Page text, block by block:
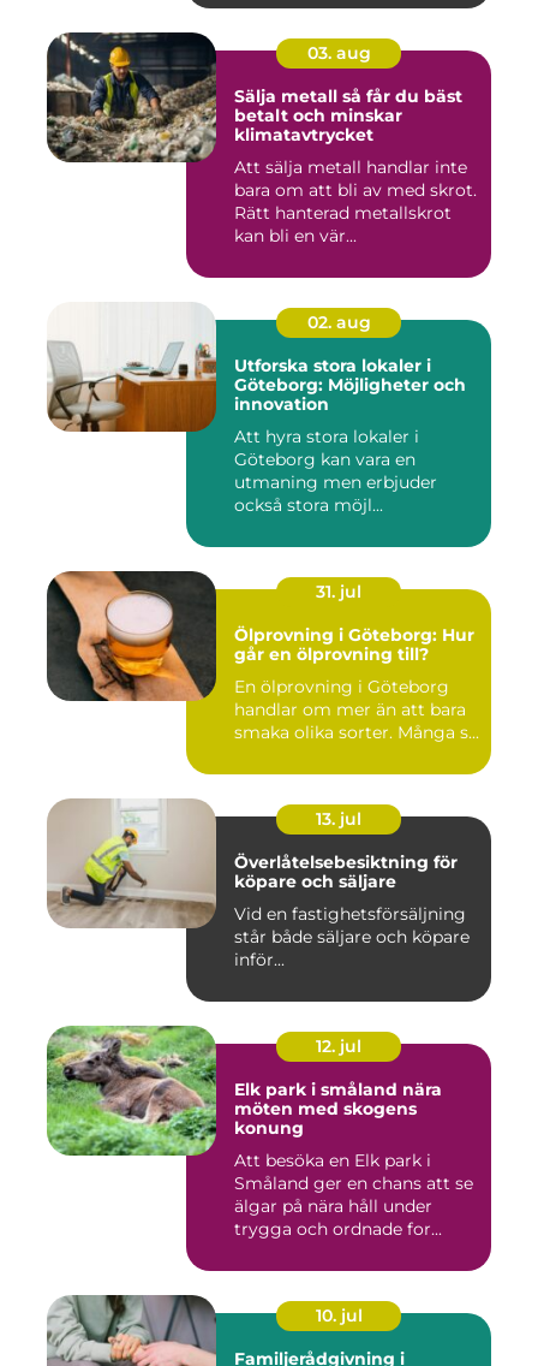
03. aug
Sälja metall så får du bäst
betalt och minskar
klimatavtrycket
Att sälja metall handlar inte
bara om att bli av med skrot.
Rätt hanterad metallskrot
kan bli en vär...
02. aug
Utforska stora lokaler i
Göteborg: Möjligheter och
innovation
Att hyra stora lokaler i
Göteborg kan vara en
utmaning men erbjuder
också stora möjl...
31. jul
Ölprovning i Göteborg: Hur
går en ölprovning till?
En ölprovning i Göteborg
handlar om mer än att bara
smaka olika sorter. Många s...
13. jul
Överlåtelsebesiktning för
köpare och säljare
Vid en fastighetsförsäljning
står både säljare och köpare
inför...
12. jul
Elk park i småland nära
möten med skogens
konung
Att besöka en Elk park i
Småland ger en chans att se
älgar på nära håll under
trygga och ordnade for...
10. jul
Familjerådgivning i